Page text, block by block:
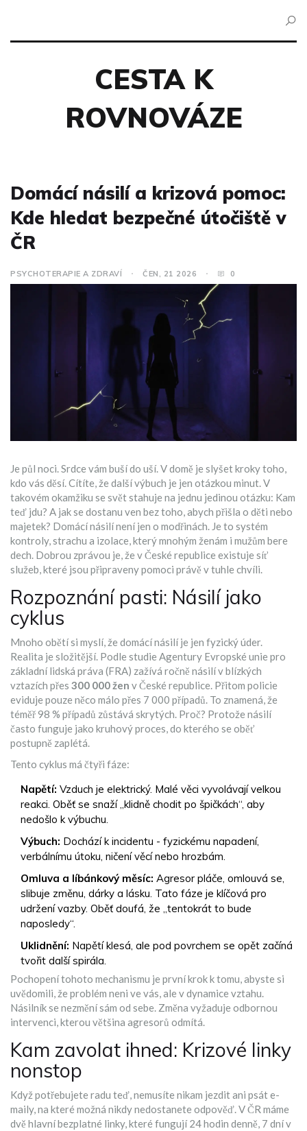
CESTA K
ROVNOVÁZE
Domácí násilí a krizová pomoc:
Kde hledat bezpečné útočiště v
ČR
PSYCHOTERAPIE A ZDRAVÍ ČEN, 21 2026 0
Je půl noci. Srdce vám buší do uší. V domě je slyšet kroky toho,
kdo vás děsí. Cítíte, že další výbuch je jen otázkou minut. V
takovém okamžiku se svět stahuje na jednu jedinou otázku: Kam
teď jdu? A jak se dostanu ven bez toho, abych přišla o děti nebo
majetek? Domácí násilí není jen o modřinách. Je to systém
kontroly, strachu a izolace, který mnohým ženám i mužům bere
dech. Dobrou zprávou je, že v České republice existuje síť
služeb, které jsou připraveny pomoci právě v tuhle chvíli.
Rozpoznání pasti: Násilí jako
cyklus
Mnoho obětí si myslí, že domácí násilí je jen fyzický úder.
Realita je složitější. Podle studie Agentury Evropské unie pro
základní lidská práva (FRA) zažívá ročně násilí v blízkých
vztazích přes 300 000 žen v České republice. Přitom policie
eviduje pouze něco málo přes 7 000 případů. To znamená, že
téměř 98 % případů zůstává skrytých. Proč? Protože násilí
často funguje jako kruhový proces, do kterého se oběť
postupně zaplétá.
Tento cyklus má čtyři fáze:
Napětí: Vzduch je elektrický. Malé věci vyvolávají velkou
reakci. Oběť se snaží „klidně chodit po špičkách“, aby
nedošlo k výbuchu.
Výbuch: Dochází k incidentu - fyzickému napadení,
verbálnímu útoku, ničení věcí nebo hrozbám.
Omluva a líbánkový měsíc: Agresor pláče, omlouvá se,
slibuje změnu, dárky a lásku. Tato fáze je klíčová pro
udržení vazby. Oběť doufá, že „tentokrát to bude
naposledy“.
Uklidnění: Napětí klesá, ale pod povrchem se opět začíná
tvořit další spirála.
Pochopení tohoto mechanismu je první krok k tomu, abyste si
uvědomili, že problém neni ve vás, ale v dynamice vztahu.
Násilník se nezmění sám od sebe. Změna vyžaduje odbornou
intervenci, kterou většina agresorů odmítá.
Kam zavolat ihned: Krizové linky
nonstop
Když potřebujete radu teď, nemusíte nikam jezdit ani psát e-
maily, na které možná nikdy nedostanete odpověď. V ČR máme
dvě hlavní bezplatné linky, které fungují 24 hodin denně, 7 dní v